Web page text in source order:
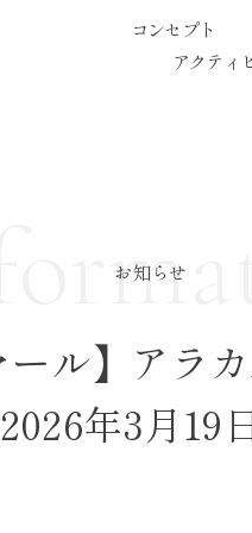
コンセプト
アクティ
お知らせ
ル】アラ
2026年3月19